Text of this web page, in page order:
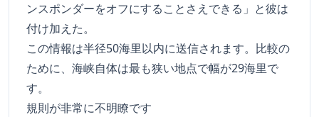
ンスポンダーをオフにすることさえできる」と彼は
付け加えた。
この情報は半径50海里以内に送信されます。比較の
ために、海峡自体は最も狭い地点で幅が29海里で
す。
規則が非常に不明瞭です